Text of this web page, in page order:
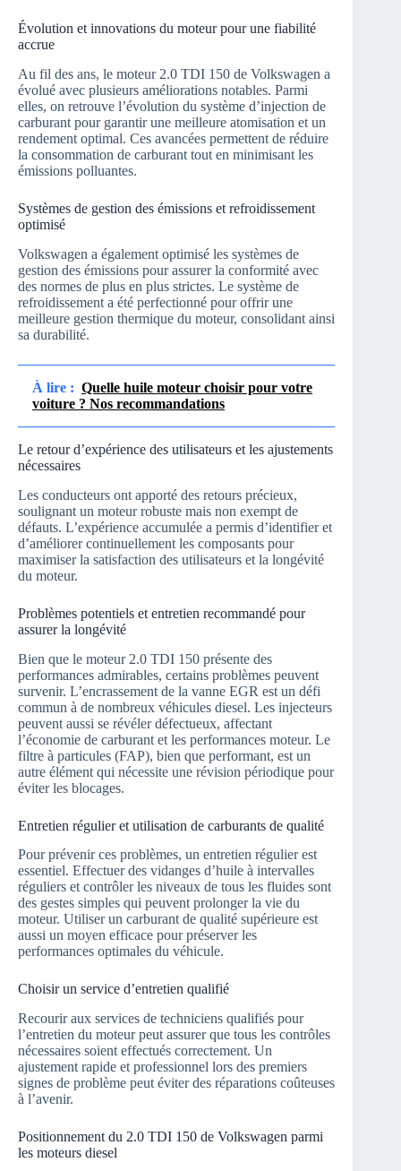
Évolution et innovations du moteur pour une fiabilité
accrue
Au fil des ans, le moteur 2.0 TDI 150 de Volkswagen a
évolué avec plusieurs améliorations notables. Parmi
elles, on retrouve l’évolution du système d’injection de
carburant pour garantir une meilleure atomisation et un
rendement optimal. Ces avancées permettent de réduire
la consommation de carburant tout en minimisant les
émissions polluantes.
Systèmes de gestion des émissions et refroidissement
optimisé
Volkswagen a également optimisé les systèmes de
gestion des émissions pour assurer la conformité avec
des normes de plus en plus strictes. Le système de
refroidissement a été perfectionné pour offrir une
meilleure gestion thermique du moteur, consolidant ainsi
sa durabilité.
À lire : Quelle huile moteur choisir pour votre
voiture ? Nos recommandations
Le retour d’expérience des utilisateurs et les ajustements
nécessaires
Les conducteurs ont apporté des retours précieux,
soulignant un moteur robuste mais non exempt de
défauts. L’expérience accumulée a permis d’identifier et
d’améliorer continuellement les composants pour
maximiser la satisfaction des utilisateurs et la longévité
du moteur.
Problèmes potentiels et entretien recommandé pour
assurer la longévité
Bien que le moteur 2.0 TDI 150 présente des
performances admirables, certains problèmes peuvent
survenir. L’encrassement de la vanne EGR est un défi
commun à de nombreux véhicules diesel. Les injecteurs
peuvent aussi se révéler défectueux, affectant
l’économie de carburant et les performances moteur. Le
filtre à particules (FAP), bien que performant, est un
autre élément qui nécessite une révision périodique pour
éviter les blocages.
Entretien régulier et utilisation de carburants de qualité
Pour prévenir ces problèmes, un entretien régulier est
essentiel. Effectuer des vidanges d’huile à intervalles
réguliers et contrôler les niveaux de tous les fluides sont
des gestes simples qui peuvent prolonger la vie du
moteur. Utiliser un carburant de qualité supérieure est
aussi un moyen efficace pour préserver les
performances optimales du véhicule.
Choisir un service d’entretien qualifié
Recourir aux services de techniciens qualifiés pour
l’entretien du moteur peut assurer que tous les contrôles
nécessaires soient effectués correctement. Un
ajustement rapide et professionnel lors des premiers
signes de problème peut éviter des réparations coûteuses
à l’avenir.
Positionnement du 2.0 TDI 150 de Volkswagen parmi
les moteurs diesel